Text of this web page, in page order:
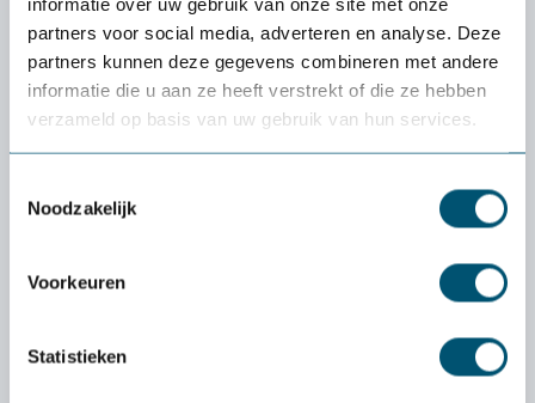
partners voor social media, adverteren en analyse. Deze
partners kunnen deze gegevens combineren met andere
informatie die u aan ze heeft verstrekt of die ze hebben
verzameld op basis van uw gebruik van hun services.
Noodzakelijk
Voorkeuren
Statistieken